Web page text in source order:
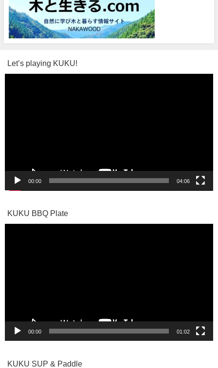
Let’s playing KUKU!
00:00 04:06
KUKU BBQ Plate
00:00 01:02
KUKU SUP & Paddle